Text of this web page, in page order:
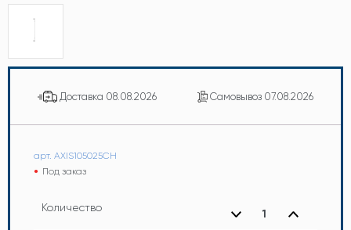
Доставка 08.08.2026 Самовывоз 07.08.2026
арт. AXIS105025CH
Под заказ
Количество